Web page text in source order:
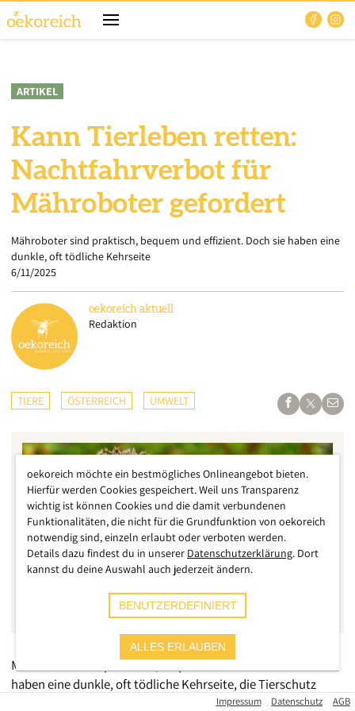
ARTIKEL
Kann Tierleben retten:
Nachtfahrverbot für
Mähroboter gefordert
Mähroboter sind praktisch, bequem und effizient. Doch sie haben eine
dunkle, oft tödliche Kehrseite
6/11/2025
oekoreich aktuell
Redaktion
TIERE ÖSTERREICH UMWELT
Mähroboter sind praktisch, bequem und effizient. Doch sie
haben eine dunkle, oft tödliche Kehrseite, die Tierschutz
Austria nicht länger ignorieren kann. Die neuen Helfer im
Impressum Datenschutz AGB
oekoreich möchte ein bestmögliches Onlineangebot bieten.
Hierfür werden Cookies gespeichert. Weil uns Transparenz
wichtig ist können Cookies und die damit verbundenen
Funktionalitäten, die nicht für die Grundfunktion von oekoreich
notwendig sind, einzeln erlaubt oder verboten werden.
Details dazu findest du in unserer Datenschutzerklärung. Dort
kannst du deine Auswahl auch jederzeit ändern.
BENUTZERDEFINIERT
ALLES ERLAUBEN